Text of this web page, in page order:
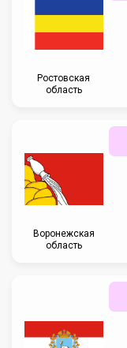
Ростовская
область
Воронежская
область